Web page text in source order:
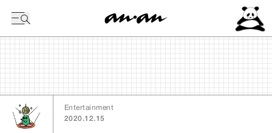
Entertainment
2020.12.15